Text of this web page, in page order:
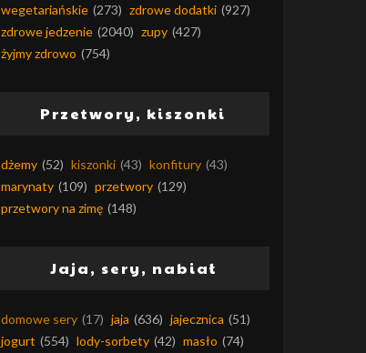
wegetariańskie (273) zdrowe dodatki (927)
zdrowe jedzenie (2040) zupy (427)
żyjmy zdrowo (754)
Przetwory, kiszonki
dżemy (52) kiszonki (43) konfitury (43)
marynaty (109) przetwory (129)
przetwory na zimę (148)
Jaja, sery, nabiał
domowe sery (17) jaja (636) jajecznica (51)
jogurt (554) lody-sorbety (42) masło (74)